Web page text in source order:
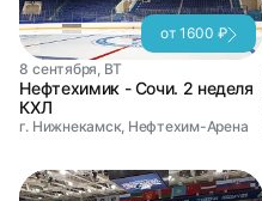
от 1600 ₽
8 сентября, ВТ
Нефтехимик - Сочи. 2 неделя
КХЛ
г. Нижнекамск, Нефтехим-Арена